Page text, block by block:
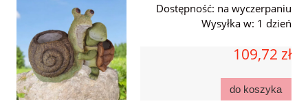
Dostępność: na wyczerpaniu
Wysyłka w: 1 dzień
109,72 zł
do koszyka